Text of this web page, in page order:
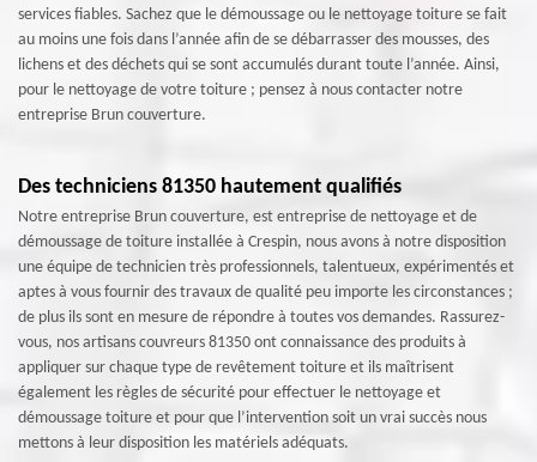
services fiables. Sachez que le démoussage ou le nettoyage toiture se fait
au moins une fois dans l’année afin de se débarrasser des mousses, des
lichens et des déchets qui se sont accumulés durant toute l’année. Ainsi,
pour le nettoyage de votre toiture ; pensez à nous contacter notre
entreprise Brun couverture.
Des techniciens 81350 hautement qualifiés
Notre entreprise Brun couverture, est entreprise de nettoyage et de
démoussage de toiture installée à Crespin, nous avons à notre disposition
une équipe de technicien très professionnels, talentueux, expérimentés et
aptes à vous fournir des travaux de qualité peu importe les circonstances ;
de plus ils sont en mesure de répondre à toutes vos demandes. Rassurez-
vous, nos artisans couvreurs 81350 ont connaissance des produits à
appliquer sur chaque type de revêtement toiture et ils maîtrisent
également les règles de sécurité pour effectuer le nettoyage et
démoussage toiture et pour que l’intervention soit un vrai succès nous
mettons à leur disposition les matériels adéquats.